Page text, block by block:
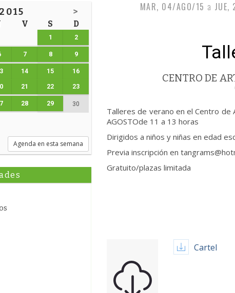
>
V S D
1 2
7 8 9
14 15 16
21 22 23
28 29 30
Agenda en esta semana
MAR, 04/AGO/15 a JUE,
CENTRO DE
Talleres de verano en el Centro
AGOSTOde 11 a 13 horas
Dirigidos a niños y niñas en edad
Previa inscripción en
Gratuito/plazas limitada
Cartel